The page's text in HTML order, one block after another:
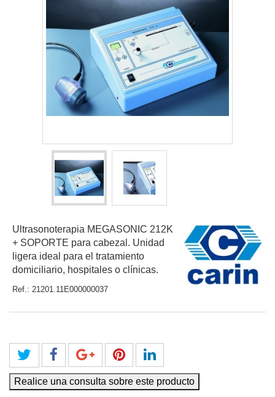
Ultrasonoterapia MEGASONIC 212K
+ SOPORTE para cabezal. Unidad
ligera ideal para el tratamiento
domiciliario, hospitales o clínicas.
Ref.: 21201.11E000000037
Realice una consulta sobre este producto